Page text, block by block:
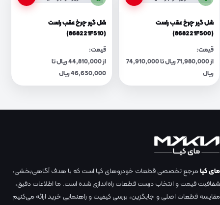
شل گیر چرخ عقب راست
(868221F500)
قیمت:
از 71,980,000 ریال تا 74,910,000
ریال
شل گیر چرخ عقب راست
(868221F510)
قیمت:
از 44,810,000 ریال تا
46,630,000 ریال
مای کیامرجع تخصصی قطعات خودروهای کیا است که با هدف آگاهی‌بخشی،
شفافیت قیمت و انتخاب درست قطعات راه‌اندازی شده است. ما اطلاعات دقیق،
مقایسه قطعات اصلی و جایگزین، بررسی کیفیت و راهنمایی خرید ارائه می‌کنیم